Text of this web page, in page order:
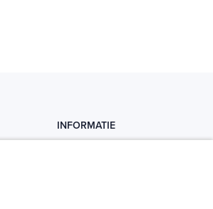
INFORMATIE